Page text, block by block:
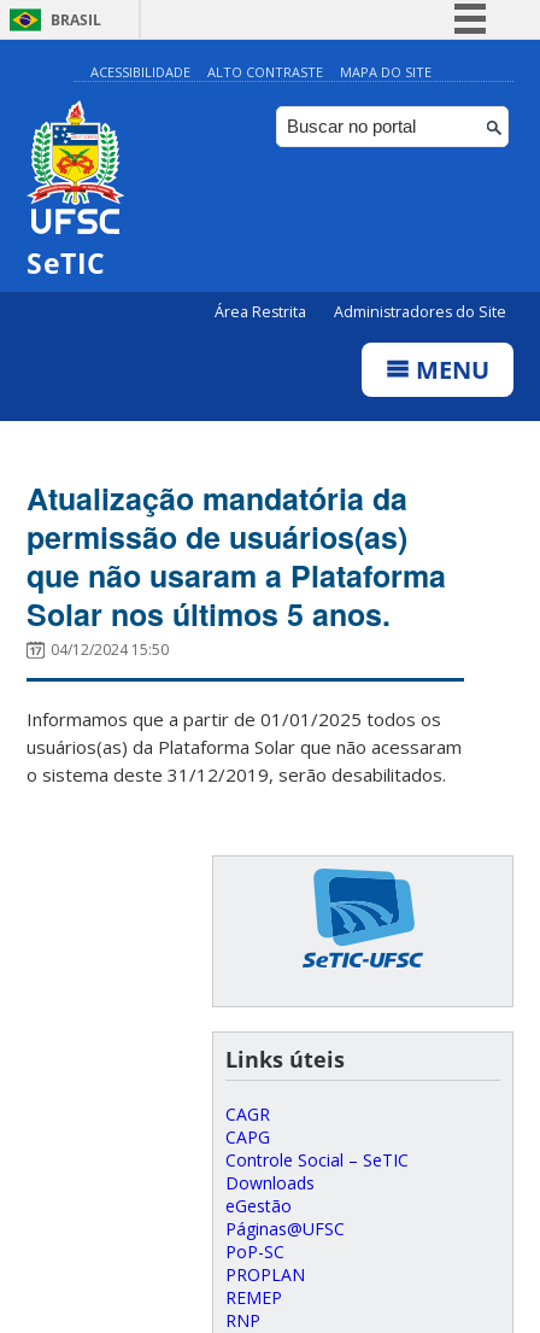
BRASIL
Simplifique!
Comunica BR
Participe
ACESSIBILIDADE ALTO CONTRASTE MAPA DO SITE
SeTIC
Área Restrita Administradores do Site
MENU
Atualização mandatória da
permissão de usuários(as)
que não usaram a Plataforma
Solar nos últimos 5 anos.
04/12/2024 15:50
Informamos que a partir de 01/01/2025 todos os
usuários(as) da Plataforma Solar que não acessaram
o sistema deste 31/12/2019, serão desabilitados.
Links úteis
CAGR
CAPG
Controle Social – SeTIC
Downloads
eGestão
Páginas@UFSC
PoP-SC
PROPLAN
REMEP
RNP